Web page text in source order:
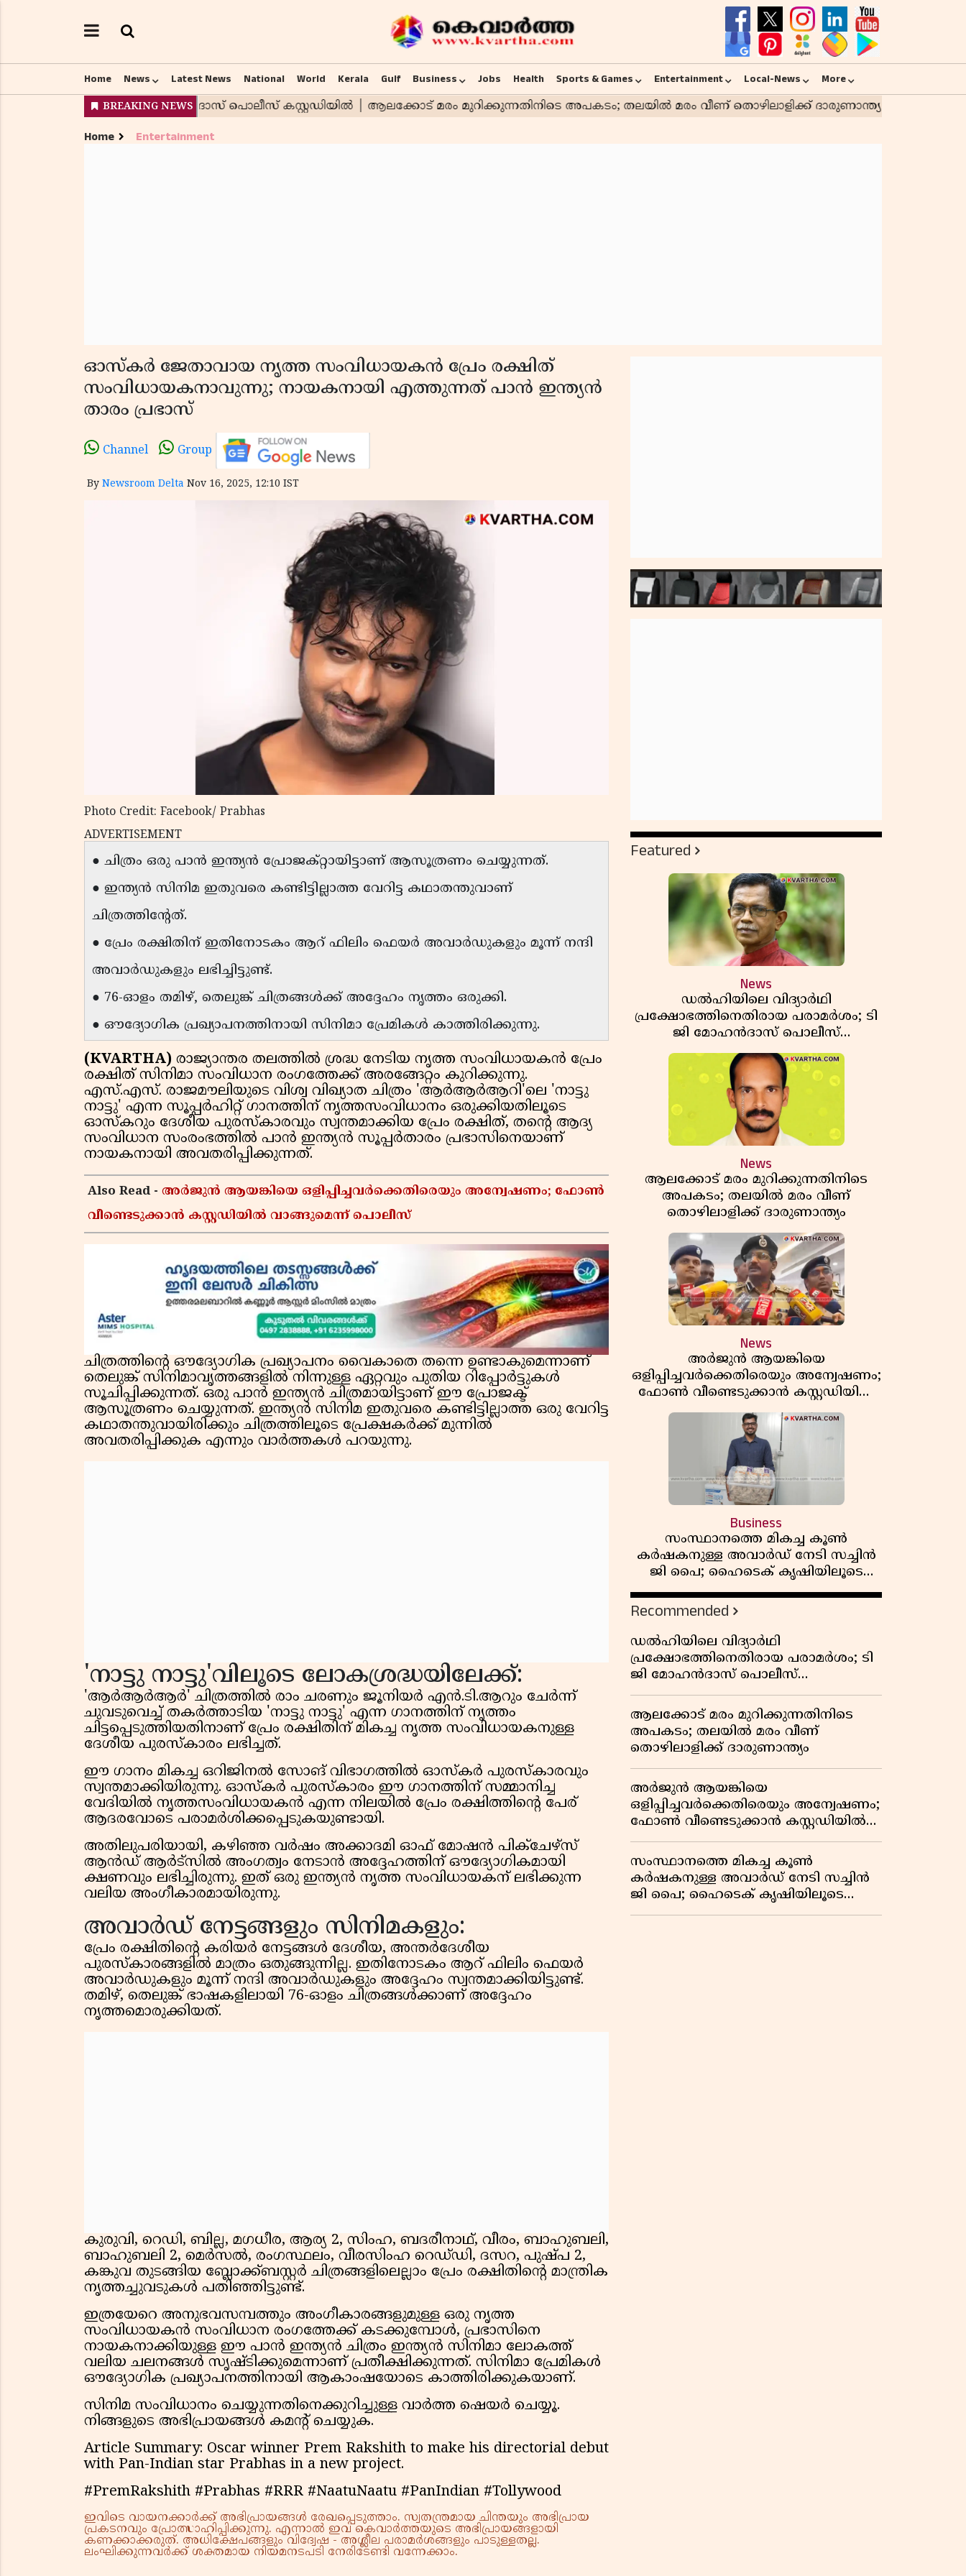
Home News Latest News National World Kerala Gulf Business Jobs Health Sports & Games Entertainment Local-News More
Home Entertainment
ഓസ്‌കർ ജേതാവായ നൃത്ത സംവിധായകൻ പ്രേം രക്ഷിത്
സംവിധായകനാവുന്നു; നായകനായി എത്തുന്നത് പാൻ ഇന്ത്യൻ
താരം പ്രഭാസ്
Channel Group
By Newsroom Delta Nov 16, 2025, 12:10 IST
Photo Credit: Facebook/ Prabhas
ADVERTISEMENT
● ചിത്രം ഒരു പാൻ ഇന്ത്യൻ പ്രോജക്റ്റായിട്ടാണ് ആസൂത്രണം ചെയ്യുന്നത്.
● ഇന്ത്യൻ സിനിമ ഇതുവരെ കണ്ടിട്ടില്ലാത്ത വേറിട്ട കഥാതന്തുവാണ്
ചിത്രത്തിൻ്റേത്.
● പ്രേം രക്ഷിതിന് ഇതിനോടകം ആറ് ഫിലിം ഫെയർ അവാർഡുകളും മൂന്ന് നന്ദി
അവാർഡുകളും ലഭിച്ചിട്ടുണ്ട്.
● 76-ഓളം തമിഴ്, തെലുങ്ക് ചിത്രങ്ങൾക്ക് അദ്ദേഹം നൃത്തം ഒരുക്കി.
● ഔദ്യോഗിക പ്രഖ്യാപനത്തിനായി സിനിമാ പ്രേമികൾ കാത്തിരിക്കുന്നു.
(KVARTHA) രാജ്യാന്തര തലത്തിൽ ശ്രദ്ധ നേടിയ നൃത്ത സംവിധായകൻ പ്രേം
രക്ഷിത് സിനിമാ സംവിധാന രംഗത്തേക്ക് അരങ്ങേറ്റം കുറിക്കുന്നു.
എസ്.എസ്. രാജമൗലിയുടെ വിശ്വ വിഖ്യാത ചിത്രം 'ആർആർആറി'ലെ 'നാട്ടു
നാട്ടു' എന്ന സൂപ്പർഹിറ്റ് ഗാനത്തിന് നൃത്തസംവിധാനം ഒരുക്കിയതിലൂടെ
ഓസ്‌കറും ദേശീയ പുരസ്‌കാരവും സ്വന്തമാക്കിയ പ്രേം രക്ഷിത്, തൻ്റെ ആദ്യ
സംവിധാന സംരംഭത്തിൽ പാൻ ഇന്ത്യൻ സൂപ്പർതാരം പ്രഭാസിനെയാണ്
നായകനായി അവതരിപ്പിക്കുന്നത്.
Also Read - അർജുൻ ആയങ്കിയെ ഒളിപ്പിച്ചവർക്കെതിരെയും അന്വേഷണം; ഫോൺ
വീണ്ടെടുക്കാൻ കസ്റ്റഡിയിൽ വാങ്ങുമെന്ന് പൊലീസ്
ചിത്രത്തിൻ്റെ ഔദ്യോഗിക പ്രഖ്യാപനം വൈകാതെ തന്നെ ഉണ്ടാകുമെന്നാണ്
തെലുങ്ക് സിനിമാവൃത്തങ്ങളിൽ നിന്നുള്ള ഏറ്റവും പുതിയ റിപ്പോർട്ടുകൾ
സൂചിപ്പിക്കുന്നത്. ഒരു പാൻ ഇന്ത്യൻ ചിത്രമായിട്ടാണ് ഈ പ്രോജക്ട്
ആസൂത്രണം ചെയ്യുന്നത്. ഇന്ത്യൻ സിനിമ ഇതുവരെ കണ്ടിട്ടില്ലാത്ത ഒരു വേറിട്ട
കഥാതന്തുവായിരിക്കും ചിത്രത്തിലൂടെ പ്രേക്ഷകർക്ക് മുന്നിൽ
അവതരിപ്പിക്കുക എന്നും വാർത്തകൾ പറയുന്നു.
'നാട്ടു നാട്ടു'വിലൂടെ ലോകശ്രദ്ധയിലേക്ക്:
'ആർആർആർ' ചിത്രത്തിൽ രാം ചരണും ജൂനിയർ എൻ.ടി.ആറും ചേർന്ന്
ചുവടുവെച്ച് തകർത്താടിയ 'നാട്ടു നാട്ടു' എന്ന ഗാനത്തിന് നൃത്തം
ചിട്ടപ്പെടുത്തിയതിനാണ് പ്രേം രക്ഷിതിന് മികച്ച നൃത്ത സംവിധായകനുള്ള
ദേശീയ പുരസ്‌കാരം ലഭിച്ചത്.
ഈ ഗാനം മികച്ച ഒറിജിനൽ സോങ് വിഭാഗത്തിൽ ഓസ്‌കർ പുരസ്‌കാരവും
സ്വന്തമാക്കിയിരുന്നു. ഓസ്‌കർ പുരസ്‌കാരം ഈ ഗാനത്തിന് സമ്മാനിച്ച
വേദിയിൽ നൃത്തസംവിധായകൻ എന്ന നിലയിൽ പ്രേം രക്ഷിത്തിൻ്റെ പേര്
ആദരവോടെ പരാമർശിക്കപ്പെടുകയുണ്ടായി.
അതിലുപരിയായി, കഴിഞ്ഞ വർഷം അക്കാദമി ഓഫ് മോഷൻ പിക്ചേഴ്സ്
ആൻഡ് ആർട്സിൽ അംഗത്വം നേടാൻ അദ്ദേഹത്തിന് ഔദ്യോഗികമായി
ക്ഷണവും ലഭിച്ചിരുന്നു. ഇത് ഒരു ഇന്ത്യൻ നൃത്ത സംവിധായകന് ലഭിക്കുന്ന
വലിയ അംഗീകാരമായിരുന്നു.
അവാർഡ് നേട്ടങ്ങളും സിനിമകളും:
പ്രേം രക്ഷിതിൻ്റെ കരിയർ നേട്ടങ്ങൾ ദേശീയ, അന്തർദേശീയ
പുരസ്‌കാരങ്ങളിൽ മാത്രം ഒതുങ്ങുന്നില്ല. ഇതിനോടകം ആറ് ഫിലിം ഫെയർ
അവാർഡുകളും മൂന്ന് നന്ദി അവാർഡുകളും അദ്ദേഹം സ്വന്തമാക്കിയിട്ടുണ്ട്.
തമിഴ്, തെലുങ്ക് ഭാഷകളിലായി 76-ഓളം ചിത്രങ്ങൾക്കാണ് അദ്ദേഹം
നൃത്തമൊരുക്കിയത്.
കുരുവി, റെഡി, ബില്ല, മഗധീര, ആര്യ 2, സിംഹ, ബദരീനാഥ്, വീരം, ബാഹുബലി,
ബാഹുബലി 2, മെർസൽ, രംഗസ്ഥലം, വീരസിംഹ റെഡ്‌ഡി, ദസറ, പുഷ്പ 2,
കങ്കുവ തുടങ്ങിയ ബ്ലോക്ക്ബസ്റ്റർ ചിത്രങ്ങളിലെല്ലാം പ്രേം രക്ഷിതിൻ്റെ മാന്ത്രിക
നൃത്തച്ചുവടുകൾ പതിഞ്ഞിട്ടുണ്ട്.
ഇത്രയേറെ അനുഭവസമ്പത്തും അംഗീകാരങ്ങളുമുള്ള ഒരു നൃത്ത
സംവിധായകൻ സംവിധാന രംഗത്തേക്ക് കടക്കുമ്പോൾ, പ്രഭാസിനെ
നായകനാക്കിയുള്ള ഈ പാൻ ഇന്ത്യൻ ചിത്രം ഇന്ത്യൻ സിനിമാ ലോകത്ത്
വലിയ ചലനങ്ങൾ സൃഷ്ടിക്കുമെന്നാണ് പ്രതീക്ഷിക്കുന്നത്. സിനിമാ പ്രേമികൾ
ഔദ്യോഗിക പ്രഖ്യാപനത്തിനായി ആകാംഷയോടെ കാത്തിരിക്കുകയാണ്.
സിനിമ സംവിധാനം ചെയ്യുന്നതിനെക്കുറിച്ചുള്ള വാർത്ത ഷെയർ ചെയ്യൂ.
നിങ്ങളുടെ അഭിപ്രായങ്ങൾ കമൻ്റ് ചെയ്യുക.
Article Summary: Oscar winner Prem Rakshith to make his directorial debut
with Pan-Indian star Prabhas in a new project.
#PremRakshith #Prabhas #RRR #NaatuNaatu #PanIndian #Tollywood
ഇവിടെ വായനക്കാർക്ക് അഭിപ്രായങ്ങൾ രേഖപ്പെടുത്താം. സ്വതന്ത്രമായ ചിന്തയും അഭിപ്രായ
പ്രകടനവും പ്രോത്സാഹിപ്പിക്കുന്നു. എന്നാൽ ഇവ കെവാർത്തയുടെ അഭിപ്രായങ്ങളായി
കണക്കാക്കരുത്. അധിക്ഷേപങ്ങളും വിദ്വേഷ - അശ്ലീല പരാമർശങ്ങളും പാടുള്ളതല്ല.
ലംഘിക്കുന്നവർക്ക് ശക്തമായ നിയമനടപടി നേരിടേണ്ടി വന്നേക്കാം.
Featured
News
ഡൽഹിയിലെ വിദ്യാർഥി
പ്രക്ഷോഭത്തിനെതിരായ പരാമർശം; ടി
ജി മോഹൻദാസ് പൊലീസ്
കസ്റ്റഡിയിൽ
News
ആലക്കോട് മരം മുറിക്കുന്നതിനിടെ
അപകടം; തലയിൽ മരം വീണ്
തൊഴിലാളിക്ക് ദാരുണാന്ത്യം
News
അർജുൻ ആയങ്കിയെ
ഒളിപ്പിച്ചവർക്കെതിരെയും അന്വേഷണം;
ഫോൺ വീണ്ടെടുക്കാൻ കസ്റ്റഡിയിൽ
വാങ്ങുമെന്ന് പൊലീസ്
Business
സംസ്ഥാനത്തെ മികച്ച കൂൺ
കർഷകനുള്ള അവാർഡ് നേടി സച്ചിൻ
ജി പൈ; ഹൈടെക് കൃഷിയിലൂടെ
പ്രതിവർഷം 50 ലക്ഷം രൂപയുടെ
വരുമാനം
Recommended
ഡൽഹിയിലെ വിദ്യാർഥി
പ്രക്ഷോഭത്തിനെതിരായ പരാമർശം; ടി
ജി മോഹൻദാസ് പൊലീസ്
കസ്റ്റഡിയിൽ
ആലക്കോട് മരം മുറിക്കുന്നതിനിടെ
അപകടം; തലയിൽ മരം വീണ്
തൊഴിലാളിക്ക് ദാരുണാന്ത്യം
അർജുൻ ആയങ്കിയെ
ഒളിപ്പിച്ചവർക്കെതിരെയും അന്വേഷണം;
ഫോൺ വീണ്ടെടുക്കാൻ കസ്റ്റഡിയിൽ
വാങ്ങുമെന്ന് പൊലീസ്
സംസ്ഥാനത്തെ മികച്ച കൂൺ
കർഷകനുള്ള അവാർഡ് നേടി സച്ചിൻ
ജി പൈ; ഹൈടെക് കൃഷിയിലൂടെ
പ്രതിവർഷം 50 ലക്ഷം രൂപയുടെ